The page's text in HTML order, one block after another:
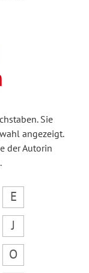
Sie
angezeigt.
der Autorin
E
J
O